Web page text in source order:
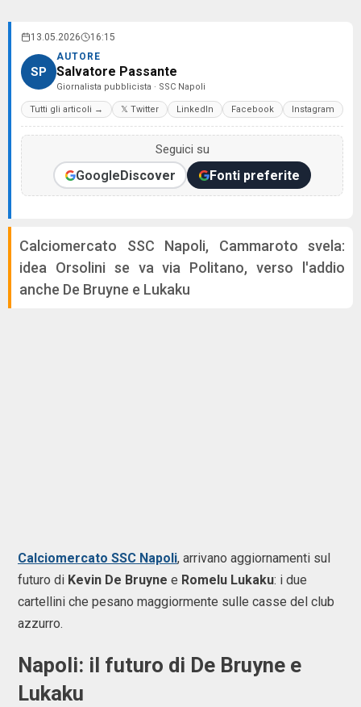
13.05.2026 16:15
SP
AUTORE
Salvatore Passante
Giornalista pubblicista · SSC Napoli
Tutti gli articoli → 𝕏 Twitter LinkedIn Facebook Instagram
Seguici su
GoogleDiscover Fonti preferite
Calciomercato SSC Napoli, Cammaroto svela:
idea Orsolini se va via Politano, verso l'addio
anche De Bruyne e Lukaku
Calciomercato SSC Napoli, arrivano aggiornamenti sul
futuro di Kevin De Bruyne e Romelu Lukaku: i due
cartellini che pesano maggiormente sulle casse del club
azzurro.
Napoli: il futuro di De Bruyne e
Lukaku